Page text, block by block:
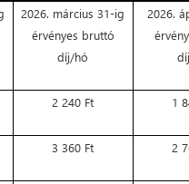
2026. március 31-ig
érvényes bruttó
díj/hó
2026.
2 240 Ft 1
3 360 Ft 2